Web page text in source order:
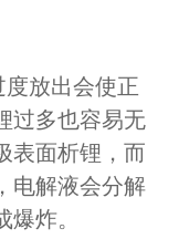
放出会使正
过多也容易无
表面析锂，而
电解液会分解
炸。